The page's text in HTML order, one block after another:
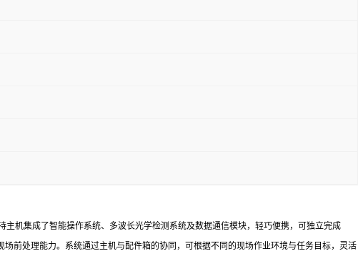
机集成了智能操作系统、多波长光学检测系统及数据通信模块，轻巧便携，可独立完成
前处理能力。系统通过主机与配件箱的协同，可根据不同的现场作业环境与任务目标，灵活